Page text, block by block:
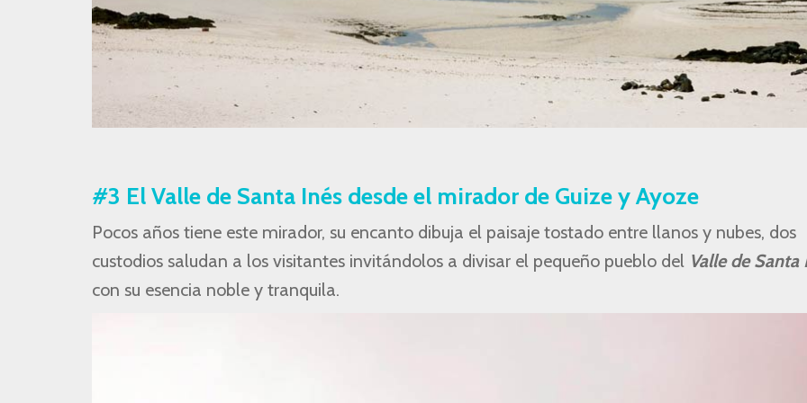
#3 El Valle de Santa Inés desde el mirador de Guize y Ayoze
Pocos años tiene este mirador, su encanto dibuja el paisaje tostado entre llanos y nubes, dos
custodios saludan a los visitantes invitándolos a divisar el pequeño pueblo del Valle de Santa
con su esencia noble y tranquila.